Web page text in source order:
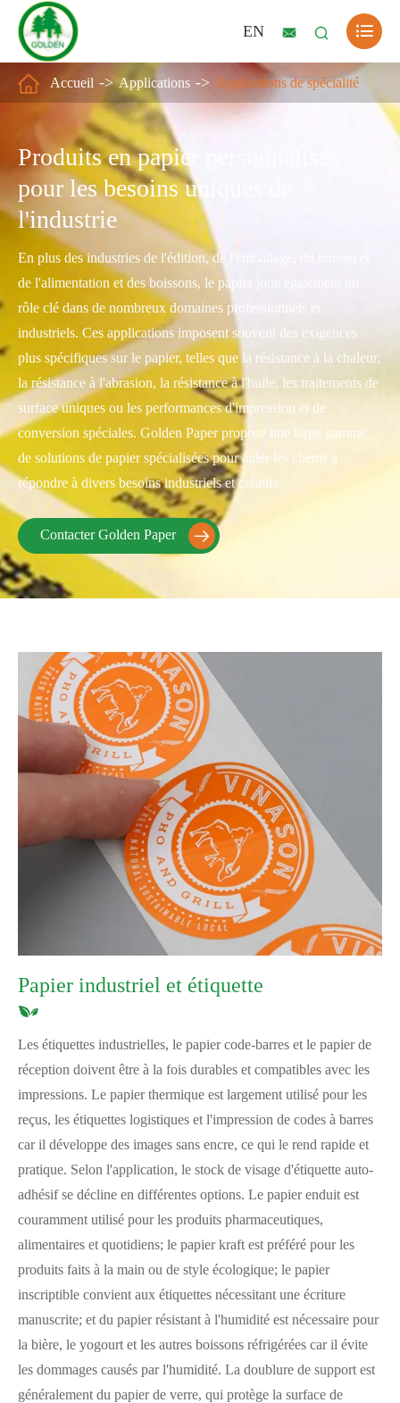
EN   
Produits en papier personnalisés
pour les besoins uniques de
l'industrie
En plus des industries de l'édition, de l'emballage, du bureau et
de l'alimentation et des boissons, le papier joue également un
rôle clé dans de nombreux domaines professionnels et
industriels. Ces applications imposent souvent des exigences
plus spécifiques sur le papier, telles que la résistance à la chaleur,
la résistance à l'abrasion, la résistance à l'huile, les traitements de
surface uniques ou les performances d'impression et de
conversion spéciales. Golden Paper propose une large gamme
de solutions de papier spécialisées pour aider les clients à
répondre à divers besoins industriels et créatifs.
Contacter Golden Paper 
 Accueil Applications Applications de spécialité
Papier industriel et étiquette
Les étiquettes industrielles, le papier code-barres et le papier de
réception doivent être à la fois durables et compatibles avec les
impressions. Le papier thermique est largement utilisé pour les
reçus, les étiquettes logistiques et l'impression de codes à barres
car il développe des images sans encre, ce qui le rend rapide et
pratique. Selon l'application, le stock de visage d'étiquette auto-
adhésif se décline en différentes options. Le papier enduit est
couramment utilisé pour les produits pharmaceutiques,
alimentaires et quotidiens; le papier kraft est préféré pour les
produits faits à la main ou de style écologique; le papier
inscriptible convient aux étiquettes nécessitant une écriture
manuscrite; et du papier résistant à l'humidité est nécessaire pour
la bière, le yogourt et les autres boissons réfrigérées car il évite
les dommages causés par l'humidité. La doublure de support est
généralement du papier de verre, qui protège la surface de